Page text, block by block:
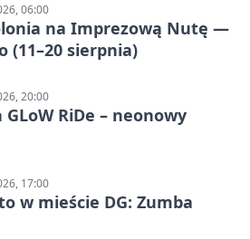
06:00
na Imprezową Nutę —
(11–20 sierpnia)
20:00
GLoW RiDe – neonowy
17:00
w mieście DG: Zumba